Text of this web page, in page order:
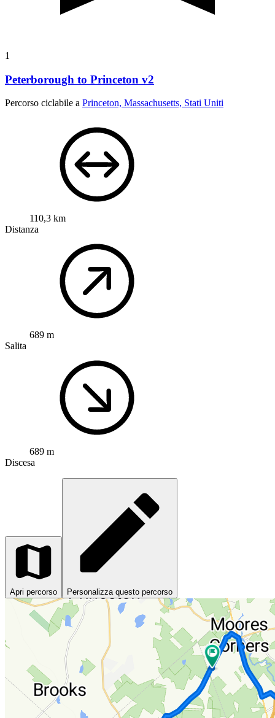
1
Peterborough to Princeton v2
Percorso ciclabile a Princeton, Massachusetts, Stati Uniti
110,3 km
Distanza
689 m
Salita
689 m
Discesa
Apri percorso Personalizza questo percorso